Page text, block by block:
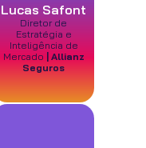
Lucas Safont
Diretor de
Estratégia e
Inteligência de
Mercado
| Allianz
Seguros